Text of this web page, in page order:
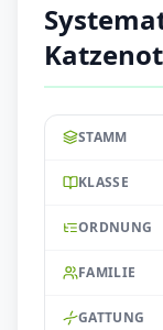
STAMM
KLASSE
ORDNUNG
FAMILIE
GATTUNG